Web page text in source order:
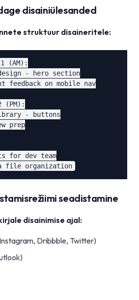
disainiülesanded
struktuur disaineritele:
1 (AM):
- hero section
feedback on mobile nav
(PM):
- buttons
prep
for dev team
seadistamine
disainimise ajal:
Dribbble, Twitter)